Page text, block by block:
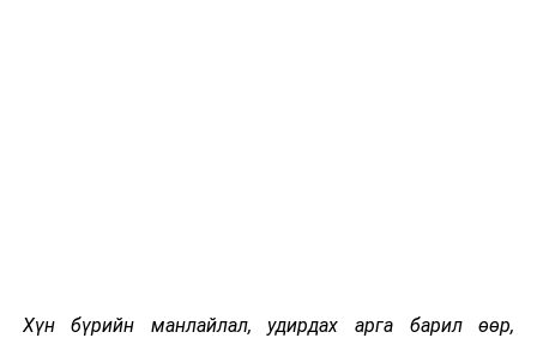
Засгийн газрын тухай хуульд өөрчлөлт оруулсан.
Хүн бүрийн манлайлал, удирдах арга барил өөр,